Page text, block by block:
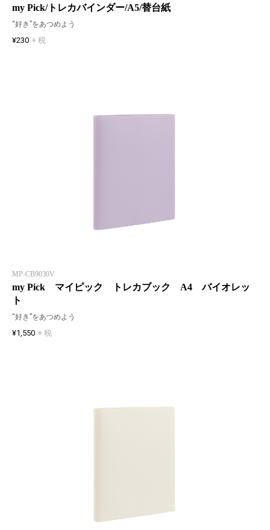
my Pick/トレカバインダー/A5/替台紙
“好き”をあつめよう
¥230 + 税
MP-CB9030V
my Pick マイピック トレカブック A4 バイオレッ
ト
“好き”をあつめよう
¥1,550 + 税